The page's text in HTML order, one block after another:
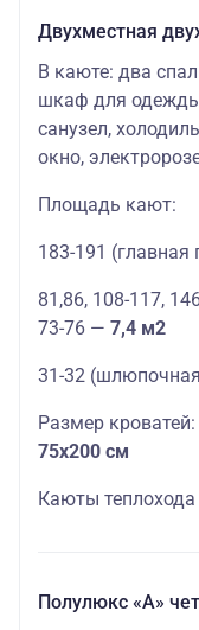
Двухместная
В каюте: два
шкаф для
санузел,
окно,
Площадь кают:
183-191 (главная
81,86, 108-117,
73-76 — 7,4 м2
31-32
Размер
75х200 см
Каюты
Полулюкс «А»